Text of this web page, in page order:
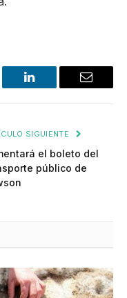
LinkedIn Email
SIGUIENTE
el boleto del
público de